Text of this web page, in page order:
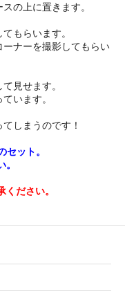
の上に置きます。
もらいます。
ナーを撮影してもらい
見せます。
います。
しまうのです！
ット。
ださい。